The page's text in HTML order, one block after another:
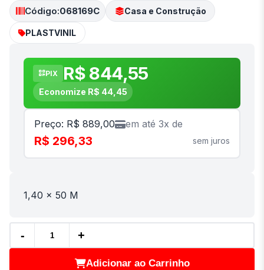
Código:068169C Casa e Construção
PLASTVINIL
PIX R$ 844,55
Economize R$ 44,45
Preço: R$ 889,00 em até 3x de
R$ 296,33 sem juros
1,40 x 50 M
- +
Adicionar ao Carrinho